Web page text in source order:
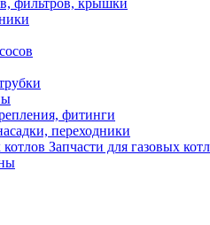
фильтров, крышки
фитинги
переходники
Запчасти для газовых